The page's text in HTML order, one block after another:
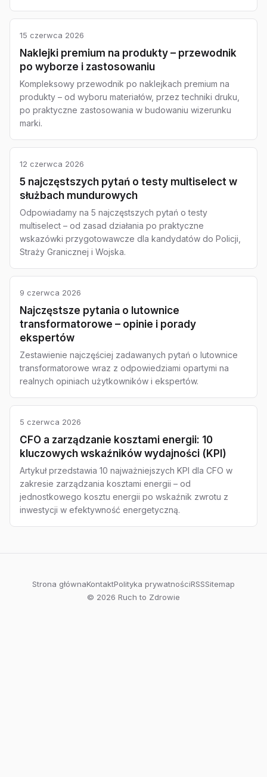
15 czerwca 2026
Naklejki premium na produkty – przewodnik
po wyborze i zastosowaniu
Kompleksowy przewodnik po naklejkach premium na
produkty – od wyboru materiałów, przez techniki druku,
po praktyczne zastosowania w budowaniu wizerunku
marki.
12 czerwca 2026
5 najczęstszych pytań o testy multiselect w
służbach mundurowych
Odpowiadamy na 5 najczęstszych pytań o testy
multiselect – od zasad działania po praktyczne
wskazówki przygotowawcze dla kandydatów do Policji,
Straży Granicznej i Wojska.
9 czerwca 2026
Najczęstsze pytania o lutownice
transformatorowe – opinie i porady
ekspertów
Zestawienie najczęściej zadawanych pytań o lutownice
transformatorowe wraz z odpowiedziami opartymi na
realnych opiniach użytkowników i ekspertów.
5 czerwca 2026
CFO a zarządzanie kosztami energii: 10
kluczowych wskaźników wydajności (KPI)
Artykuł przedstawia 10 najważniejszych KPI dla CFO w
zakresie zarządzania kosztami energii – od
jednostkowego kosztu energii po wskaźnik zwrotu z
inwestycji w efektywność energetyczną.
Strona głównaKontaktPolityka prywatnościRSSSitemap
© 2026 Ruch to Zdrowie